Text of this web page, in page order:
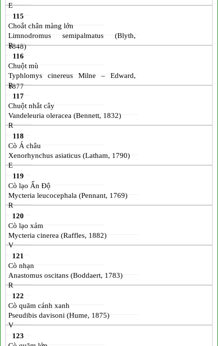
E
115
Choắt chân màng lớn
Limnodromus semipalmatus (Blyth,
1848)
R
116
Chuột mù
Typhlomys cinereus Milne – Edward,
1877
R
117
Chuột nhắt cây
Vandeleuria oleracea (Bennett, 1832)
R
118
Cò Á châu
Xenorhynchus asiaticus (Latham, 1790)
E
119
Cò lạo Ấn Độ
Mycteria leucocephala (Pennant, 1769)
R
120
Cò lạo xám
Mycteria cinerea (Raffles, 1882)
V
121
Cò nhạn
Anastomus oscitans (Boddaert, 1783)
R
122
Cò quăm cánh xanh
Pseudibis davisoni (Hume, 1875)
V
123